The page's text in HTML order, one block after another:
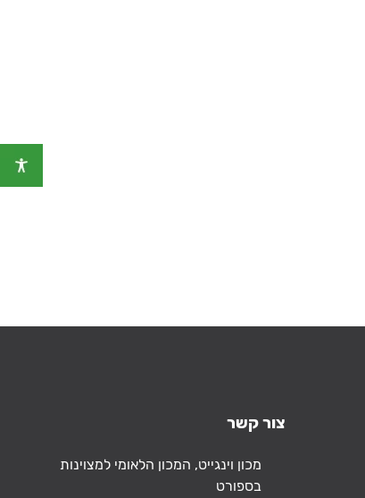
צור קשר
כתובת
מכון וינגייט, המכון הלאומי למצוינות
בספורט